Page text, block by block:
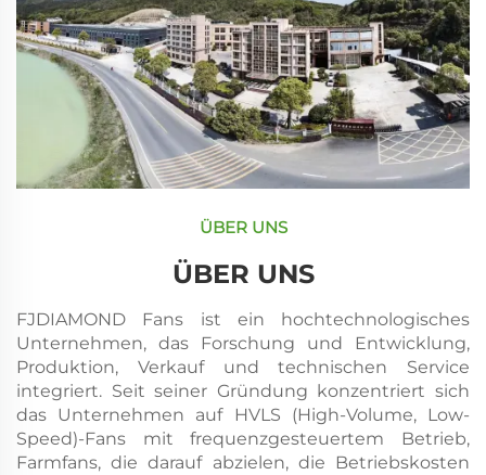
ÜBER UNS
ÜBER UNS
FJDIAMOND Fans ist ein hochtechnologisches
Unternehmen, das Forschung und Entwicklung,
Produktion, Verkauf und technischen Service
integriert. Seit seiner Gründung konzentriert sich
das Unternehmen auf HVLS (High-Volume, Low-
Speed)-Fans mit frequenzgesteuertem Betrieb,
Farmfans, die darauf abzielen, die Betriebskosten